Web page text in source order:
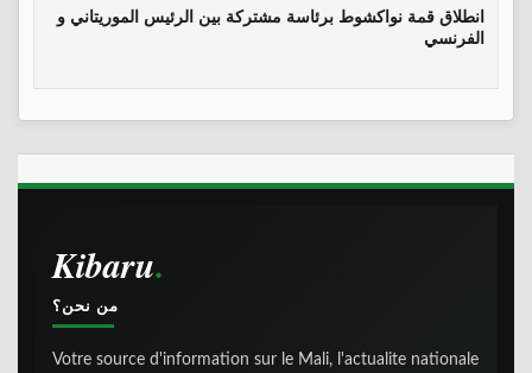
انطلاق قمة نواكشوط برئاسة مشتركة بين الرئيس الموريتاني و
الفرنسي
Kibaru
من نحن؟
Votre source d'information sur le Mali, l'actualite nationale